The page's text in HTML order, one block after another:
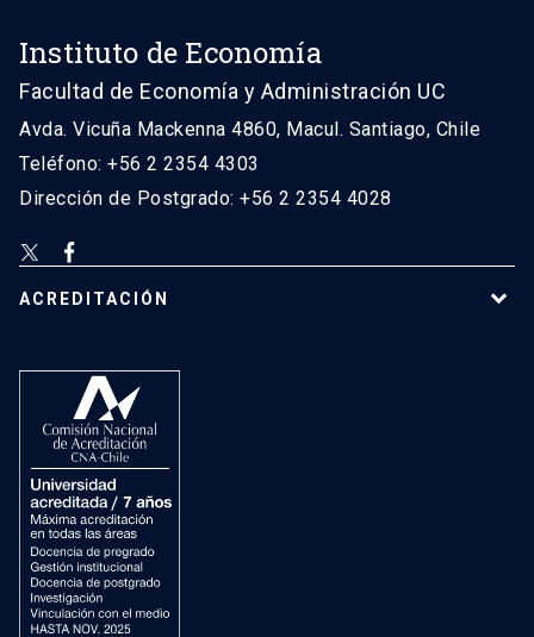
Instituto de Economía
Facultad de Economía y Administración UC
Avda. Vicuña Mackenna 4860, Macul. Santiago, Chile
Teléfono: +56 2 2354 4303
Dirección de Postgrado: +56 2 2354 4028
ACREDITACIÓN